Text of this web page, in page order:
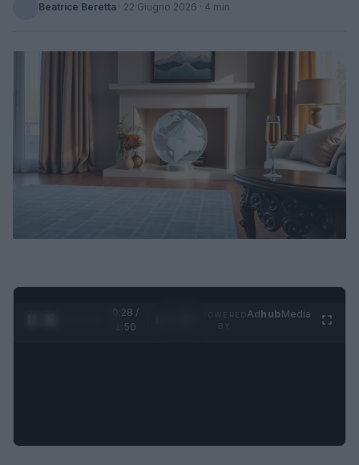
Beatrice Beretta · 22 Giugno 2026 · 4 min
0:29 /
1:50
AdhubMedia